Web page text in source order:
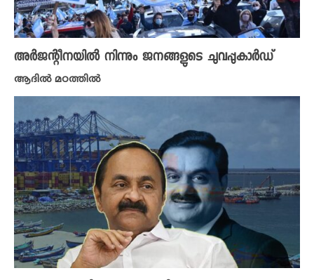
അർജന്റീനയിൽ നിന്നും ജനങ്ങളുടെ ചുവപ്പുകാർഡ്
ആദിൽ മഠത്തിൽ